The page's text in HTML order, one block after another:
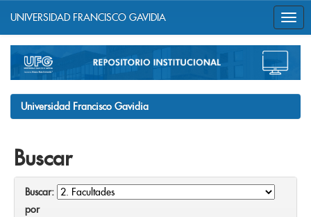
navigation
UNIVERSIDAD FRANCISCO GAVIDIA
Universidad Francisco Gavidia
Buscar
Buscar:
por